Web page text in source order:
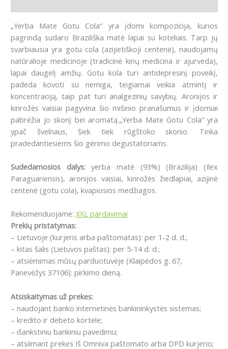
„Yerba Mate Gotu Cola“ yra įdomi kompozicija, kurios
pagrindą sudaro Braziliška matė lapai su koteliais. Tarp jų
svarbiausia yra gotu cola (azijietiškoji centenė), naudojamų
natūralioje medicinoje (tradicinė kinų medicina ir ajurveda),
lapai daugelį amžių. Gotu kola turi antidepresinį poveikį,
padeda kovoti su nemiga, teigiamai veikia atmintį ir
koncentraciją, taip pat turi analgezinių savybių. Aronijos ir
kinrožės vaisiai pagyvina šio mišinio pranašumus ir įdomiai
pabrėžia jo skonį bei aromatą.„Yerba Mate Gotu Cola“ yra
ypač švelnaus, šiek tiek rūgštoko skonio. Tinka
pradedantiesiems šio gėrimo degustatoriams.
Sudedamosios dalys:yerba matė (93%) (Brazilija) (Ilex
Paraguariensis), aronijos vaisiai, kinrožės žiedlapiai, azijinė
centenė (gotu cola), kvapiosios medžiagos.
Rekomenduojame: XXL pardavimai
Prekių pristatymas:
– Lietuvoje (kurjeris arba paštomatas): per 1-2 d. d.;
– kitas šalis (Lietuvos paštas): per 5-14 d. d.;
– atsiėmimas mūsų parduotuvėje (Klaipėdos g. 67,
Panevėžys 37106): pirkimo dieną.
Atsiskaitymas už prekes:
– naudojant banko internetinės bankininkystės sistemas;
– kredito ir debeto kortele;
– išankstiniu bankiniu pavedimu;
– atsiimant prekes Iš Omniva paštomato arba DPD kurjerio;